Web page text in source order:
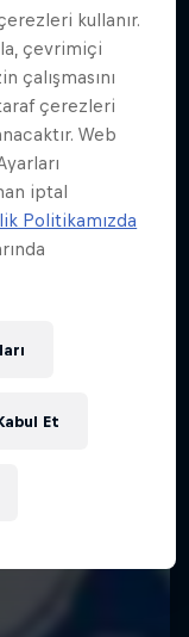
kullanır.
çevrimiçi
çerezleri
Web
iptal
Politikamızda
Et